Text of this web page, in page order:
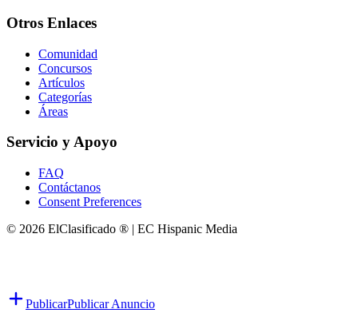
Otros Enlaces
Comunidad
Concursos
Artículos
Categorías
Áreas
Servicio y Apoyo
FAQ
Contáctanos
Consent Preferences
© 2026 ElClasificado ® | EC Hispanic Media
PublicarPublicar Anuncio